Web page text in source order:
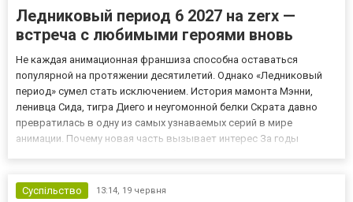
Ледниковый период 6 2027 на zerx —
встреча с любимыми героями вновь
Не каждая анимационная франшиза способна оставаться
популярной на протяжении десятилетий. Однако «Ледниковый
период» сумел стать исключением. История мамонта Мэнни,
ленивца Сида, тигра Диего и неугомонной белки Скрата давно
превратилась в одну из самых узнаваемых серий в мире
анимации. Почему новая часть вызывает интерес За годы
приключения и сем...
Суспільство 13:14, 19 червня